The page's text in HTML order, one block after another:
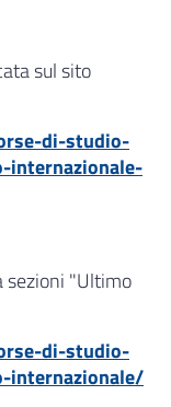
sul sito
di-studio-
internazionale-
sezioni "Ultimo
di-studio-
internazionale/